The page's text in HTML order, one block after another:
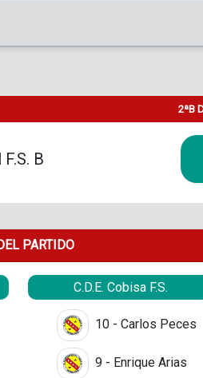
2ªB
B
PARTIDO
C.D.E. Cobisa F.S.
10 - Carlos Peces
9 - Enrique Arias